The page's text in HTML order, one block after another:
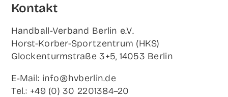
Kon­takt
Hand­ball-Ver­band Ber­lin e.V.
Horst-Korb­er-Sport­zen­trum (HKS)
Glo­cken­turm­stra­ße 3+5, 14053 Berlin
E‑Mail: info@hvberlin.de
Tel.: +49 (0) 30 2201384–20